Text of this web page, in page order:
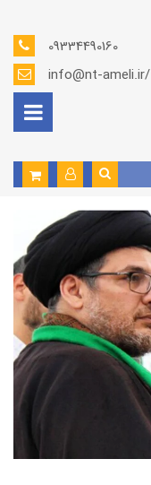
09334490160
info@nt-ameli.ir/